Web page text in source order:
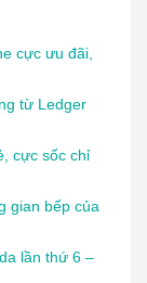
cực ưu đãi,
từ Ledger
cực sốc chỉ
gian bếp của
lần thứ 6 –